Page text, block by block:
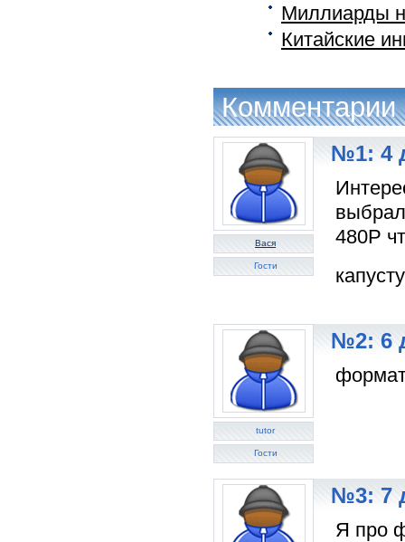
Миллиарды
Китайские
Комментарии
Вася
Гости
№1: 4
480Р
tutor
Гости
№2: 6
№3: 7
Я про